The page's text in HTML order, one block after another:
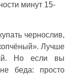
минут 15-
чернослив,
Лучше
Но если вы
беда: просто